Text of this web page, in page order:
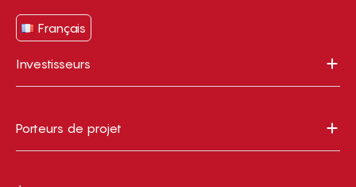
Français
Investisseurs
Porteurs de projet